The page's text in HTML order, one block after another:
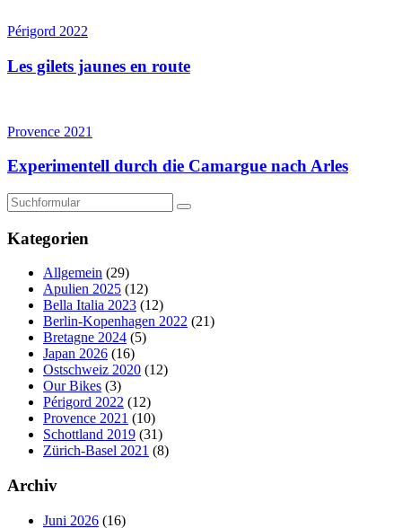
Périgord 2022
Les gilets jaunes en route
Provence 2021
Experimentell durch die Camargue nach Arles
Suchen
Kategorien
Allgemein (29)
Apulien 2025 (12)
Bella Italia 2023 (12)
Berlin-Kopenhagen 2022 (21)
Bretagne 2024 (5)
Japan 2026 (16)
Ostschweiz 2020 (12)
Our Bikes (3)
Périgord 2022 (12)
Provence 2021 (10)
Schottland 2019 (31)
Zürich-Basel 2021 (8)
Archiv
Juni 2026 (16)